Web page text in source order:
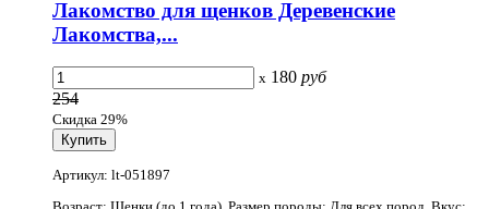
Лакомство для щенков Деревенские
Лакомства,...
x 180 руб
254
Скидка 29%
Артикул: lt-051897